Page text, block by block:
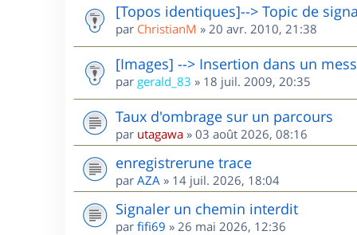
[Topos identiques]--> Topic de
par ChristianM » 20 avr. 2010, 21:38
[Images] --> Insertion dans un
par gerald_83 » 18 juil. 2009, 20:35
Taux d'ombrage sur un parcours
par utagawa » 03 août 2026, 08:16
enregistrerune trace
par AZA » 14 juil. 2026, 18:04
Signaler un chemin interdit
par fifi69 » 26 mai 2026, 12:36